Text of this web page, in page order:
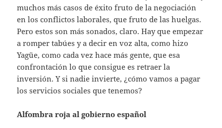
muchos más casos de éxito fruto de la negociación
en los conflictos laborales, que fruto de las huelgas.
Pero estos son más sonados, claro. Hay que empezar
a romper tabúes y a decir en voz alta, como hizo
Yagüe, como cada vez hace más gente, que esa
confrontación lo que consigue es retraer la
inversión. Y si nadie invierte, ¿cómo vamos a pagar
los servicios sociales que tenemos?
Alfombra roja al gobierno español